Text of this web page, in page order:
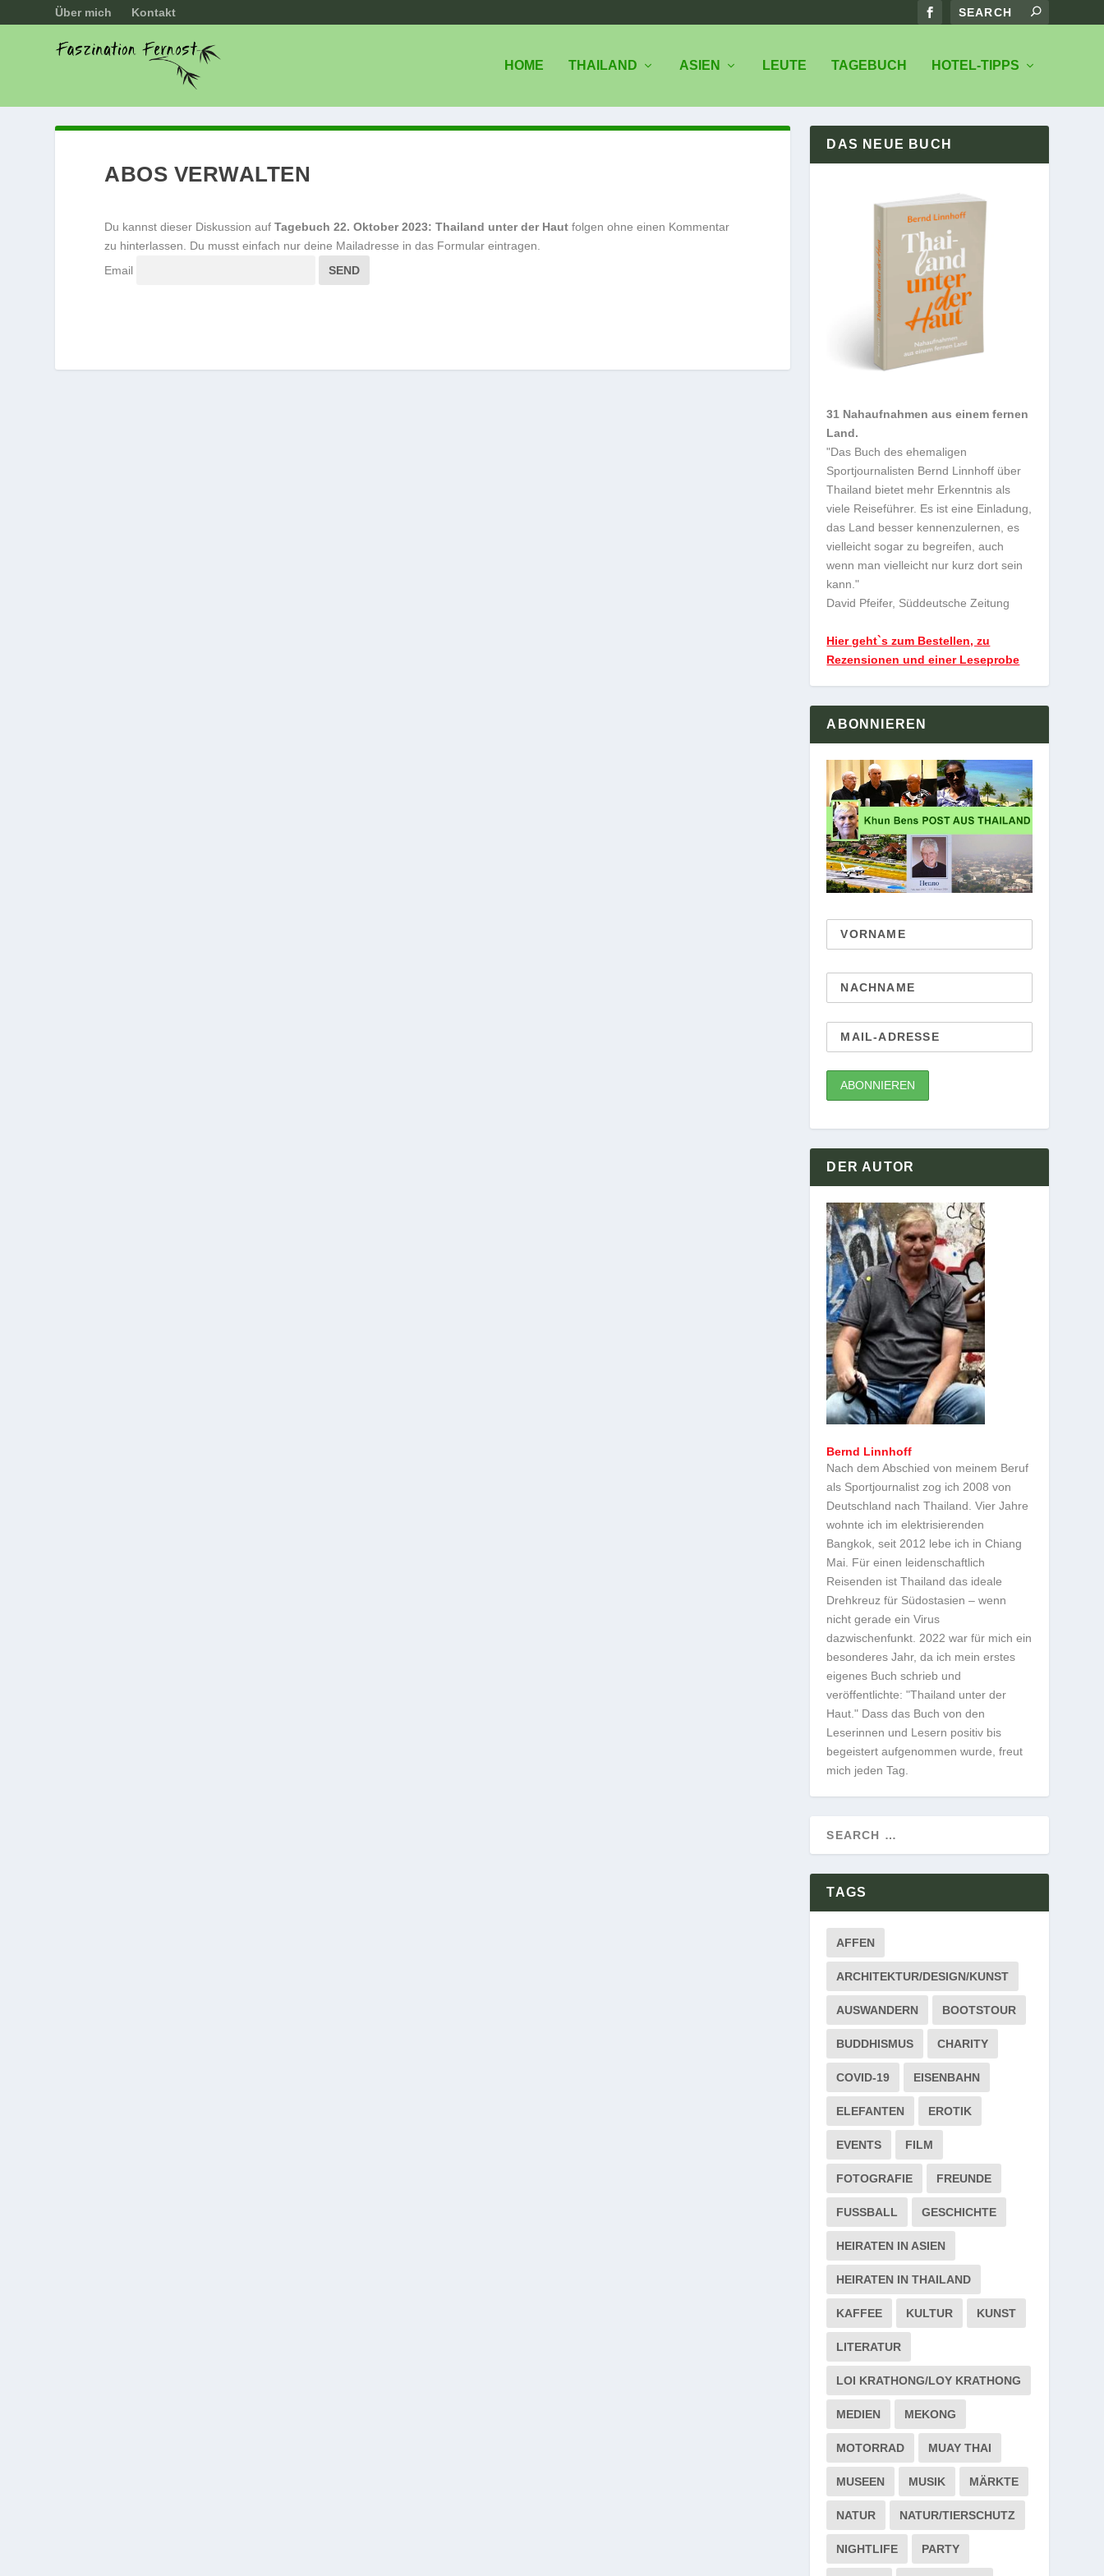
Über mich Kontakt
HOME THAILAND ASIEN LEUTE TAGEBUCH HOTEL-TIPPS
ABOS VERWALTEN
Du kannst dieser Diskussion aufTagebuch 22. Oktober 2023: Thailand unter der Haut folgen ohne einen Kommentar
zu hinterlassen. Du musst einfach nur deine Mailadresse in das Formular eintragen.
Email
DAS NEUE BUCH
31 Nahaufnahmen aus einem fernen
Land.
"Das Buch des ehemaligen
Sportjournalisten Bernd Linnhoff über
Thailand bietet mehr Erkenntnis als
viele Reiseführer. Es ist eine Einladung,
das Land besser kennenzulernen, es
vielleicht sogar zu begreifen, auch
wenn man vielleicht nur kurz dort sein
kann."
David Pfeifer, Süddeutsche Zeitung
Hier geht`s zum Bestellen, zu
Rezensionen und einer Leseprobe
ABONNIEREN
DER AUTOR
Bernd Linnhoff
Nach dem Abschied von meinem Beruf
als Sportjournalist zog ich 2008 von
Deutschland nach Thailand. Vier Jahre
wohnte ich im elektrisierenden
Bangkok, seit 2012 lebe ich in Chiang
Mai. Für einen leidenschaftlich
Reisenden ist Thailand das ideale
Drehkreuz für Südostasien – wenn
nicht gerade ein Virus
dazwischenfunkt. 2022 war für mich ein
besonderes Jahr, da ich mein erstes
eigenes Buch schrieb und
veröffentlichte: "Thailand unter der
Haut." Dass das Buch von den
Leserinnen und Lesern positiv bis
begeistert aufgenommen wurde, freut
mich jeden Tag.
TAGS
AFFEN
ARCHITEKTUR/DESIGN/KUNST
AUSWANDERN BOOTSTOUR
BUDDHISMUS CHARITY
COVID-19 EISENBAHN
ELEFANTEN EROTIK
EVENTS FILM
FOTOGRAFIE FREUNDE
FUSSBALL GESCHICHTE
HEIRATEN IN ASIEN
HEIRATEN IN THAILAND
KAFFEE KULTUR KUNST
LITERATUR
LOI KRATHONG/LOY KRATHONG
MEDIEN MEKONG
MOTORRAD MUAY THAI
MUSEEN MUSIK MÄRKTE
NATUR NATUR/TIERSCHUTZ
NIGHTLIFE PARTY